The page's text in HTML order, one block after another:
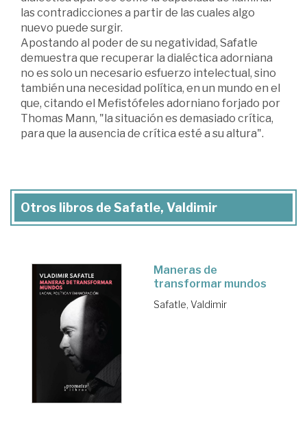
las contradicciones a partir de las cuales algo
nuevo puede surgir.
Apostando al poder de su negatividad, Safatle
demuestra que recuperar la dialéctica adorniana
no es solo un necesario esfuerzo intelectual, sino
también una necesidad política, en un mundo en el
que, citando el Mefistófeles adorniano forjado por
Thomas Mann, "la situación es demasiado crítica,
para que la ausencia de crítica esté a su altura".
Otros libros de Safatle, Valdimir
Maneras de
transformar mundos
Safatle, Valdimir